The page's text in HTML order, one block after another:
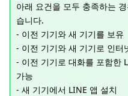
아래 요건을 모두 충족하는
습니다.
- 이전 기기와 새 기기를 보유
- 이전 기기와 새 기기로 인터
- 이전 기기로 대화를 포함한
가능
- 새 기기에서 LINE 앱 설치